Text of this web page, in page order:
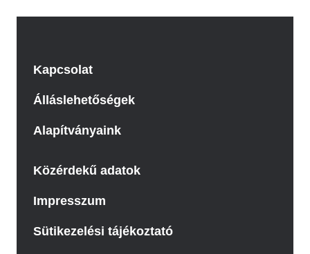
Kapcsolat
Álláslehetőségek
Alapítványaink
Közérdekű adatok
Impresszum
Sütikezelési tájékoztató